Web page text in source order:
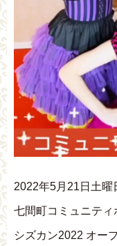
2022年5月21日土曜
七間町コミュニテ
シズカン2022 オー